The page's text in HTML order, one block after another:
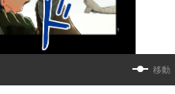
移動